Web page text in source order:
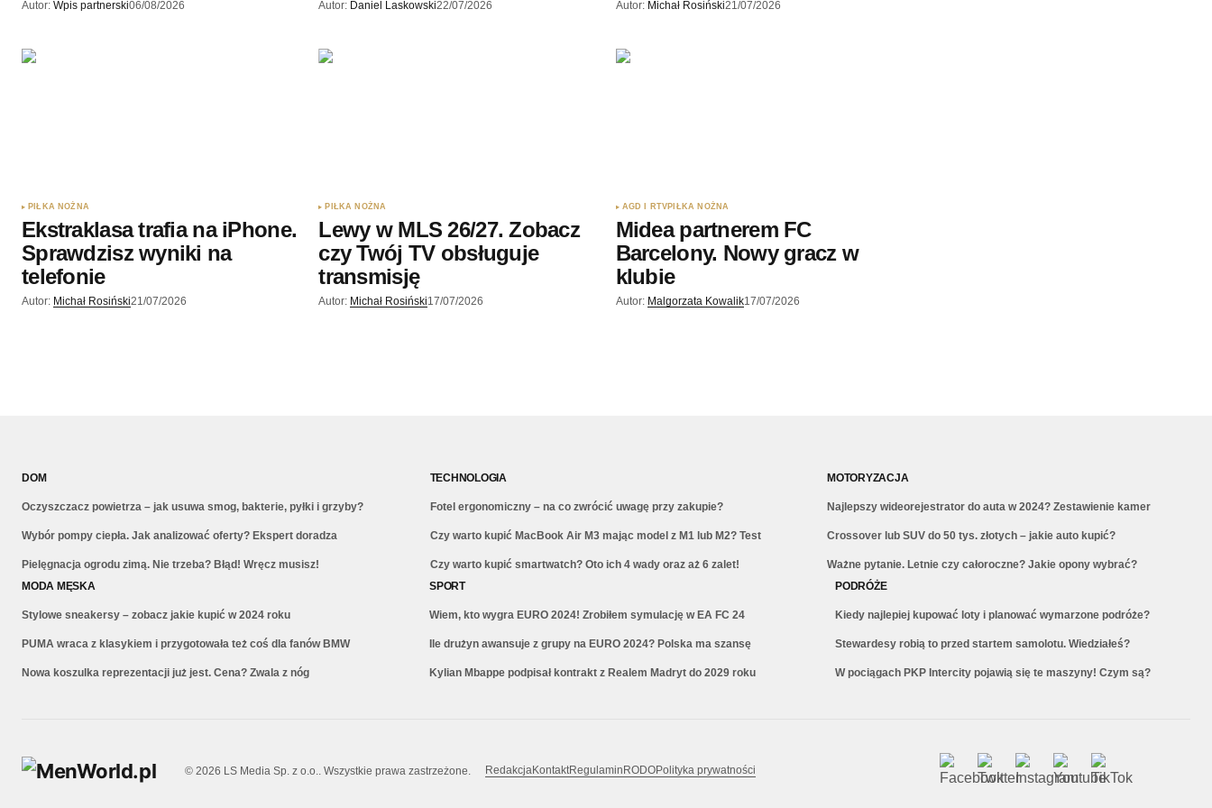
Autor: Wpis partnerski06/08/2026 Autor: Daniel Laskowski22/07/2026 Autor: Michał Rosiński21/07/2026
PIŁKA NOŻNA
Ekstraklasa trafia na iPhone.
Sprawdzisz wyniki na
telefonie
Autor: Michał Rosiński21/07/2026
PIŁKA NOŻNA
Lewy w MLS 26/27. Zobacz
czy Twój TV obsługuje
transmisję
Autor: Michał Rosiński17/07/2026
AGD I RTV PIŁKA NOŻNA
Midea partnerem FC
Barcelony. Nowy gracz w
klubie
Autor: Malgorzata Kowalik17/07/2026
DOM
Oczyszczacz powietrza – jak usuwa smog, bakterie, pyłki i grzyby?
Wybór pompy ciepła. Jak analizować oferty? Ekspert doradza
Pielęgnacja ogrodu zimą. Nie trzeba? Błąd! Wręcz musisz!
TECHNOLOGIA
Fotel ergonomiczny – na co zwrócić uwagę przy zakupie?
Czy warto kupić MacBook Air M3 mając model z M1 lub M2? Test
Czy warto kupić smartwatch? Oto ich 4 wady oraz aż 6 zalet!
MOTORYZACJA
Najlepszy wideorejestrator do auta w 2024? Zestawienie kamer
Crossover lub SUV do 50 tys. złotych – jakie auto kupić?
Ważne pytanie. Letnie czy całoroczne? Jakie opony wybrać?
MODA MĘSKA
Stylowe sneakersy – zobacz jakie kupić w 2024 roku
PUMA wraca z klasykiem i przygotowała też coś dla fanów BMW
Nowa koszulka reprezentacji już jest. Cena? Zwala z nóg
SPORT
Wiem, kto wygra EURO 2024! Zrobiłem symulację w EA FC 24
Ile drużyn awansuje z grupy na EURO 2024? Polska ma szansę
Kylian Mbappe podpisał kontrakt z Realem Madryt do 2029 roku
PODRÓŻE
Kiedy najlepiej kupować loty i planować wymarzone podróże?
Stewardesy robią to przed startem samolotu. Wiedziałeś?
W pociągach PKP Intercity pojawią się te maszyny! Czym są?
© 2026 LS Media Sp. z o.o.. Wszystkie prawa zastrzeżone. RedakcjaKontaktRegulamin RODOPolityka prywatności